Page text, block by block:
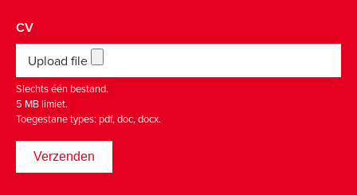
CV
Upload file
Slechts één bestand.
5 MB limiet.
Toegestane types: pdf, doc, docx.